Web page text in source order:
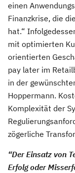
einen
Finanzkrise, die
hat.“
mit optimierten
orientierten
pay later im
in der
Hoppermann.
Komplexität der
zögerliche
“Der Einsatz von
Erfolg oder